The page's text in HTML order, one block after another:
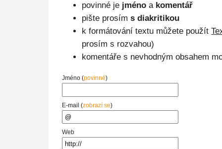
povinné je jméno a komentář
pište prosíms diakritikou
k formátování textu můžete použít
prosím s rozvahou)
komentáře s nevhodným obsahem
Jméno (povinné)
E-mail (zobrazí se)
Web